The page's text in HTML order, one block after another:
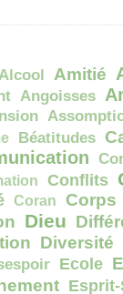
et
la
à
si
Et
Amitié
Angoisses
Béatitudes
Conflits
Coran Corps
Dieu
Diversité
Ecole